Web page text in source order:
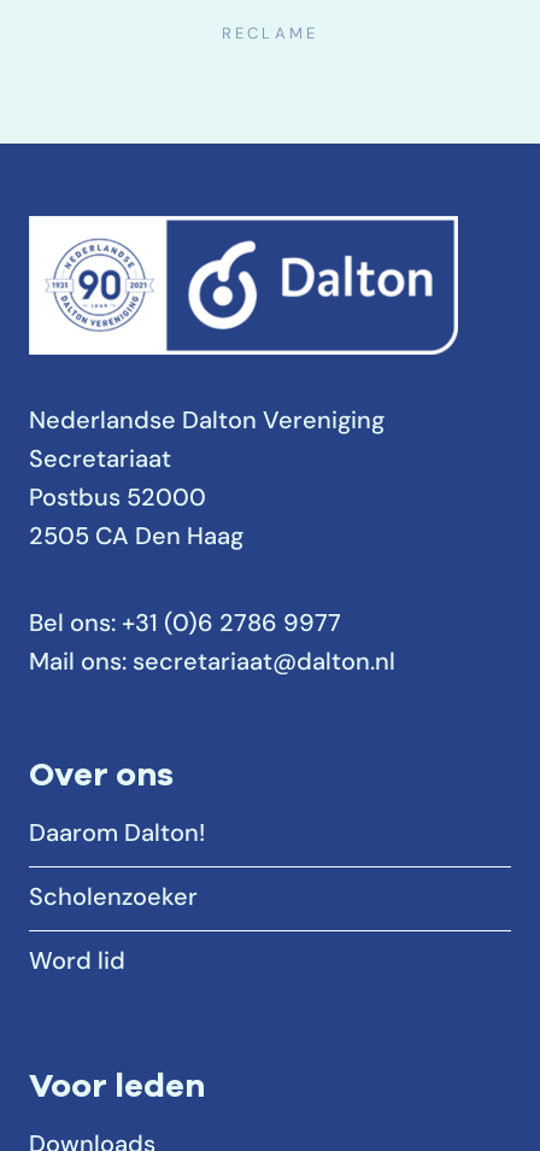
Nederlandse Dalton Vereniging
Secretariaat
Postbus 52000
2505 CA Den Haag
Bel ons: +31 (0)6 2786 9977
Mail ons: secretariaat@dalton.nl
Over ons
Daarom Dalton!
Scholenzoeker
Word lid
Voor leden
Downloads